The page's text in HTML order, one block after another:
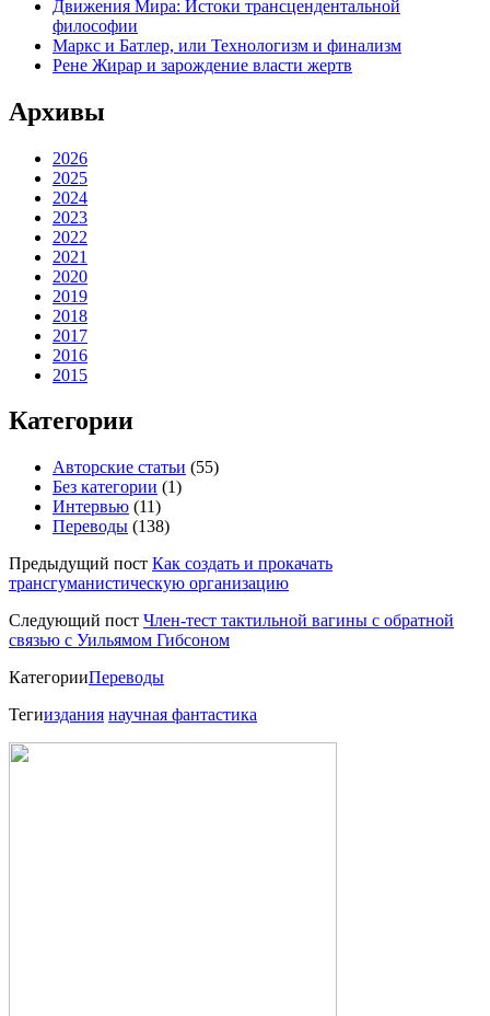
Движения Мира: Истоки трансцендентальной
философии
Маркс и Батлер, или Технологизм и финализм
Рене Жирар и зарождение власти жертв
Архивы
2026
2025
2024
2023
2022
2021
2020
2019
2018
2017
2016
2015
Категории
Авторские статьи (55)
Без категории (1)
Интервью (11)
Переводы (138)
Предыдущий пост Как создать и прокачать
трансгуманистическую организацию
Следующий пост Член-тест тактильной вагины с обратной
связью с Уильямом Гибсоном
КатегорииПереводы
Тегииздания научная фантастика